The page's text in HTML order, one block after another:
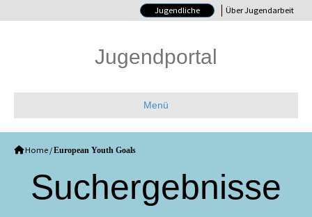
Jugendliche Über Jugendarbeit
Jugendportal
Menü
Home /European Youth Goals
Such­ergebnisse